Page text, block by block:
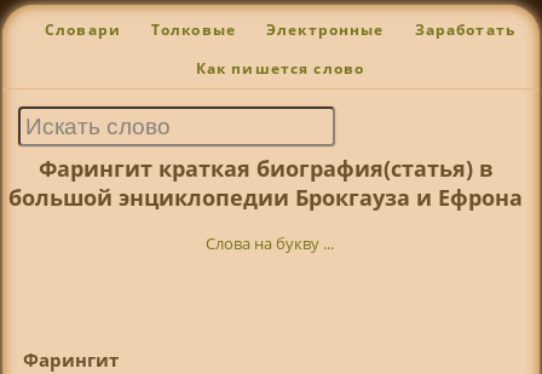
Словари Толковые Электронные Заработать
Как пишется слово
Фарингит краткая биография(статья) в
большой энциклопедии Брокгауза и Ефрона
Слова на букву ...
Фарингит